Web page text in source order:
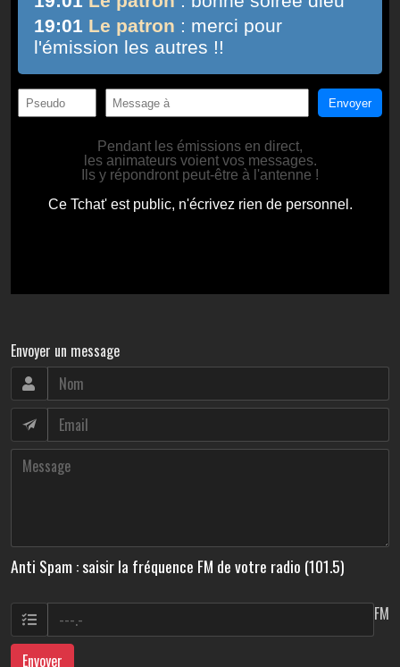
Envoyer un message
Anti Spam : saisir la fréquence FM de votre radio (101.5)
FM
Envoyer